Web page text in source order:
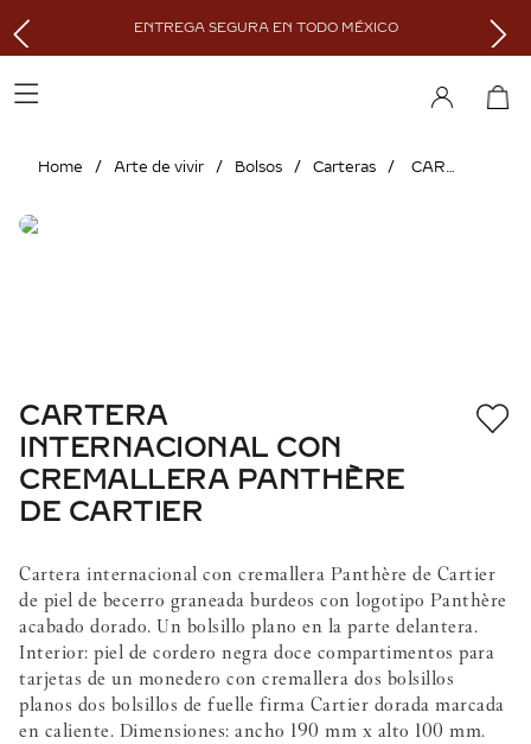
ENTREGA SEGURA EN TODO MÉXICO
Arte de vivir Bolsos Carteras CARTERA INTERNACIONAL CON CREMALLERA PANTHÈRE DE CARTIER
CARTERA
INTERNACIONAL CON
CREMALLERA PANTHÈRE
DE CARTIER
Cartera internacional con cremallera Panthère de Cartier
de piel de becerro graneada burdeos con logotipo Panthère
acabado dorado. Un bolsillo plano en la parte delantera.
Interior: piel de cordero negra doce compartimentos para
tarjetas de un monedero con cremallera dos bolsillos
planos dos bolsillos de fuelle firma Cartier dorada marcada
en caliente. Dimensiones: ancho 190 mm x alto 100 mm.